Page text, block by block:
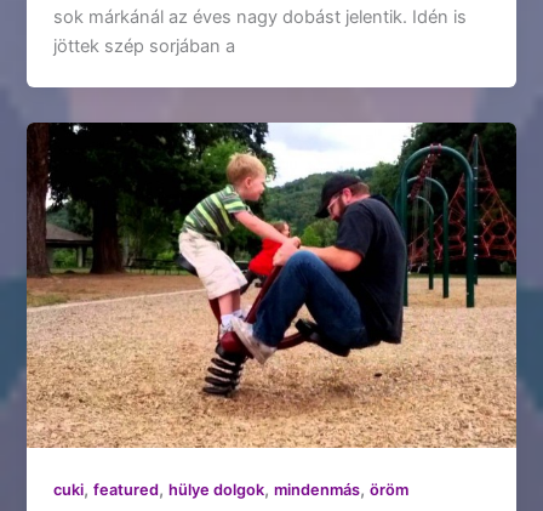
sok márkánál az éves nagy dobást jelentik. Idén is
jöttek szép sorjában a
cuki,featured,hülye dolgok,mindenmás,öröm